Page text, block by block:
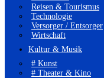
Reisen & Tourismus
Technologie
Versorger / Entsorger
Wirtschaft
Kultur & Musik
# Kunst
# Theater & Kino